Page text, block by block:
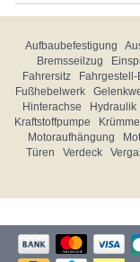
Aufbaubefestigung
Bremsseilzug
Fahrersitz
Fußhebelwerk
Hinterachse
Hydraulik
Kraftstoffpumpe
Motoraufhängung
Türen
Verdeck